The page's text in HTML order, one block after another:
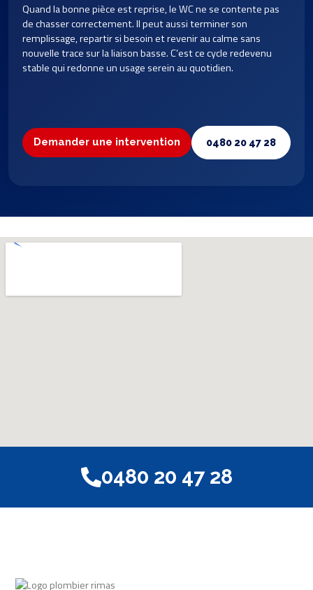
Quand la bonne pièce est reprise, le WC ne se contente pas
de chasser correctement. Il peut aussi terminer son
remplissage, repartir si besoin et revenir au calme sans
nouvelle trace sur la liaison basse. C’est ce cycle redevenu
stable qui redonne un usage serein au quotidien.
Demander une intervention 0480 20 47 28
0480 20 47 28